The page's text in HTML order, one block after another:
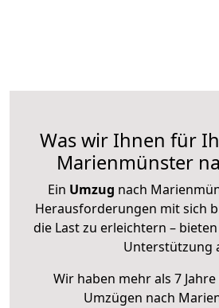
Was wir Ihnen für
Marienmünster
Ein Umzug nach
Herausforderungen mit sich
die Last zu erleichtern –
Unterstützung
Wir haben mehr als 7
Umzügen nach